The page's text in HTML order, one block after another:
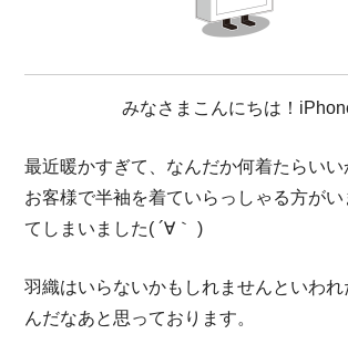
みなさまこんにちは！
最近暖かすぎて、なんだか何着たらい
お客様で半袖を着ていらっしゃる方が
てしまいました( ´∀｀ )
羽織はいらないかもしれませんといわ
んだなあと思っております。